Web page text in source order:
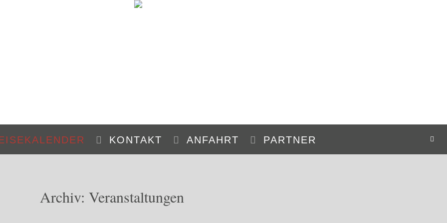
KONTAKT ANFAHRT PARTNER
Archiv: Veranstaltungen